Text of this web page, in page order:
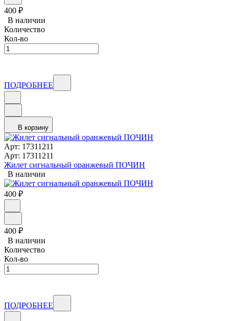
400 ₽
В наличии
Количество
Кол-во
ПОДРОБНЕЕ
В корзину
Арт: 17311211
Арт: 17311211
Жилет сигнальный оранжевый ПОЧИН
В наличии
400 ₽
400 ₽
В наличии
Количество
Кол-во
ПОДРОБНЕЕ